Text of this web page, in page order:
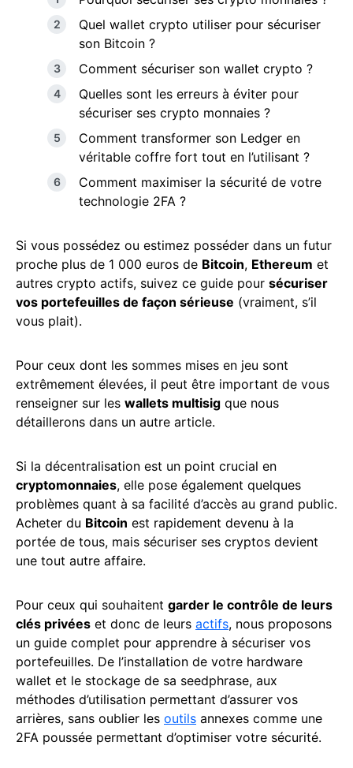
Quel wallet crypto utiliser pour sécuriser
son Bitcoin ?
Comment sécuriser son wallet crypto ?
Quelles sont les erreurs à éviter pour
sécuriser ses crypto monnaies ?
Comment transformer son Ledger en
véritable coffre fort tout en l’utilisant ?
Comment maximiser la sécurité de votre
technologie 2FA ?
Si vous possédez ou estimez posséder dans un futur
proche plus de 1 000 euros de Bitcoin, Ethereum et
autres crypto actifs, suivez ce guide pour sécuriser
vos portefeuilles de façon sérieuse (vraiment, s’il
vous plait).
Pour ceux dont les sommes mises en jeu sont
extrêmement élevées, il peut être important de vous
renseigner sur les wallets multisig que nous
détaillerons dans un autre article.
Si la décentralisation est un point crucial en
cryptomonnaies, elle pose également quelques
problèmes quant à sa facilité d’accès au grand public.
Acheter du Bitcoin est rapidement devenu à la
portée de tous, mais sécuriser ses cryptos devient
une tout autre affaire.
Pour ceux qui souhaitent garder le contrôle de leurs
clés privées et donc de leurs actifs, nous proposons
un guide complet pour apprendre à sécuriser vos
portefeuilles. De l’installation de votre hardware
wallet et le stockage de sa seedphrase, aux
méthodes d’utilisation permettant d’assurer vos
arrières, sans oublier les outils annexes comme une
2FA poussée permettant d’optimiser votre sécurité.